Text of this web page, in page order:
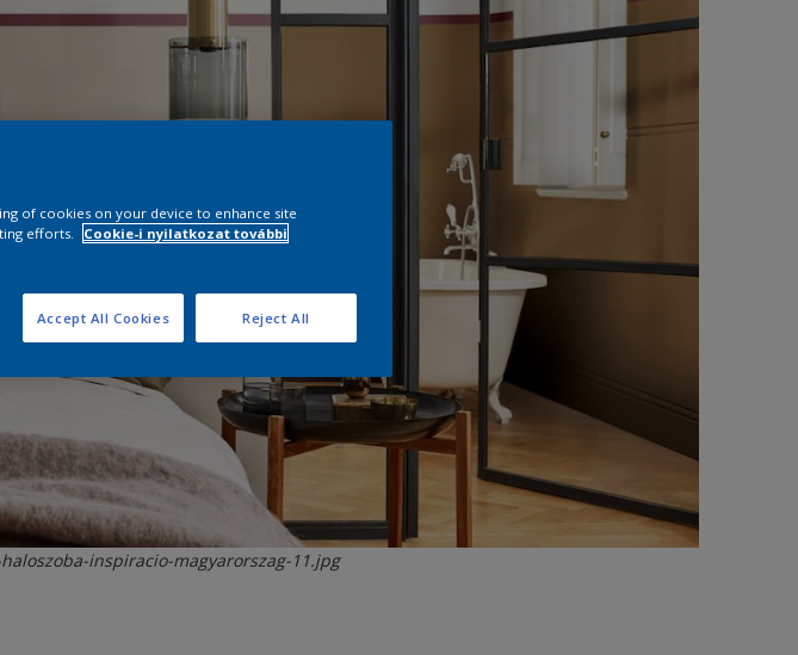
inspiracio-magyarorszag-11.jpg
of cookies on your device to enhance site
efforts.
Cookie-i nyilatkozat további
Reject All
Accept All Cookies